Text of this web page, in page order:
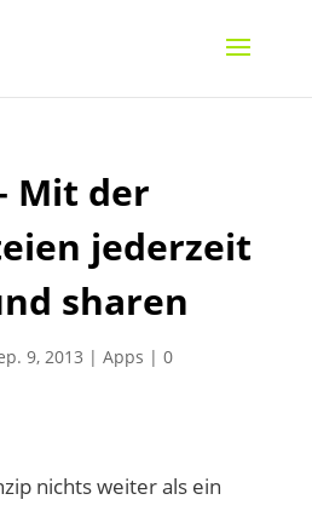
Mit der
jederzeit
sharen
9, 2013 | Apps | 0
nichts weiter als ein